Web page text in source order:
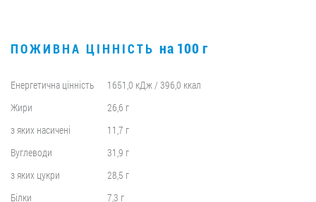
ПОЖИВНА ЦІННІСТЬ на 100 г
Енергетична цінність
1651,0 кДж / 396,0 ккал
Жири
26,6 г
з яких насичені
11,7 г
Вуглеводи
31,9 г
з яких цукри
28,5 г
Білки
7,3 г